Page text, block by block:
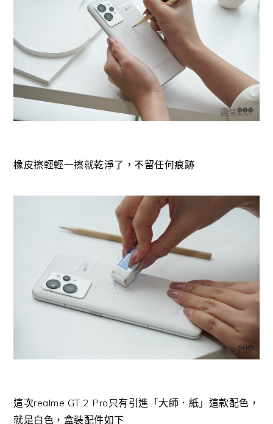
橡皮擦輕輕一擦就乾淨了，不留任何痕跡
這次realme GT 2 Pro只有引進「大師．紙」這款配色，
就是白色，盒裝配件如下